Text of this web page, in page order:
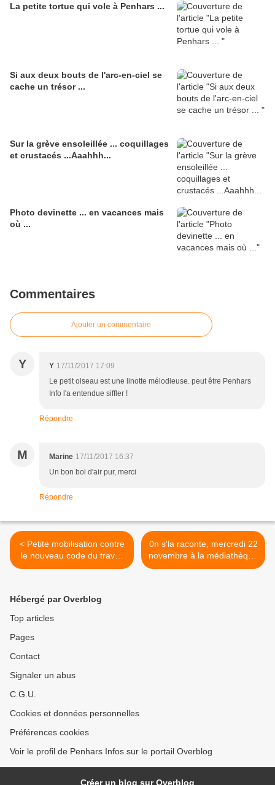
La petite tortue qui vole à Penhars ...
Si aux deux bouts de l'arc-en-ciel se
cache un trésor ...
Sur la grève ensoleillée ... coquillages
et crustacés ...Aaahhh...
Photo devinette ... en vacances mais
où ...
Commentaires
Ajouter un commentaire
Y Y 17/11/2017 17:09
Le petit oiseau est une linotte mélodieuse. peut être Penhars
Info l'a entendue siffler !
Répondre
M Marine 17/11/2017 16:37
Un bon bol d'air pur, merci
Répondre
< Petite mobilisation contre
le nouveau code du travail
et la gouvernance de
0n s'la raconte, mercredi 22
novembre à la médiathèque
de Penhars >
Hébergé par Overblog
Top articles
Pages
Contact
Signaler un abus
C.G.U.
Cookies et données personnelles
Préférences cookies
Voir le profil de Penhars Infos sur le portail Overblog
Créer un blog sur Overblog